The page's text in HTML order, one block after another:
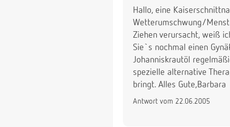
Hallo, eine
Wetterumschwung/
Ziehen verursacht, weiß
Sie`s nochmal einen
Johanniskrautöl
spezielle alternative
bringt. Alles Gute,Barbara
Antwort vom 22.06.2005